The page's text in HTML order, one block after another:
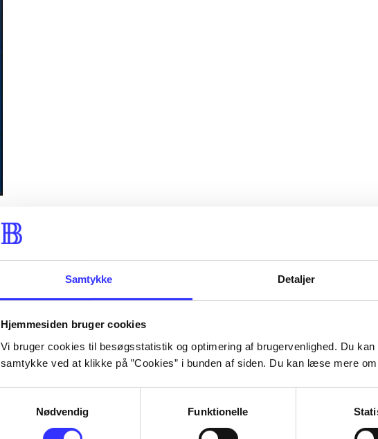
Samtykke Detaljer
Hjemmesiden bruger cookies
Vi bruger cookies til besøgsstatistik og optimering af brugervenlighed. Du
samtykke ved at klikke på ”Cookies” i bunden af siden. Du kan læse mere
Nødvendig
Funktionelle